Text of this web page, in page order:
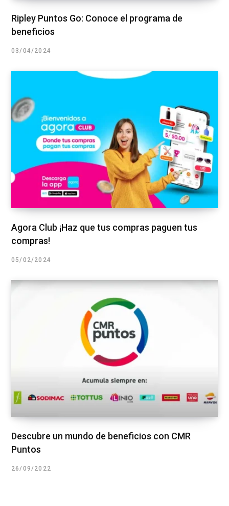
Ripley Puntos Go: Conoce el programa de
beneficios
03/04/2024
Agora Club ¡Haz que tus compras paguen tus
compras!
05/02/2024
Descubre un mundo de beneficios con CMR
Puntos
26/09/2022